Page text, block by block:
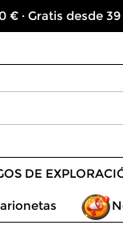
€ · Gratis desde
DE